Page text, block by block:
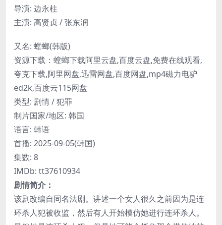
导演: 边永柱
主演: 高贤贞 / 张东润
又名: 螳螂(韩版)
资源下载：螳螂下载阿里云盘,百度云盘,免费在线观看,
夸克下载,阿里网盘,迅雷网盘,百度网盘,mp4磁力电驴
ed2k,百度云115网盘
类型: 剧情 / 犯罪
制片国家/地区: 韩国
语言: 韩语
首播: 2025-09-05(韩国)
集数: 8
IMDb: tt37610934
剧情简介：
该剧改编自同名法剧。讲述一个女人很久之前因为是连
环杀人犯被收监，然后有人开始模仿她进行连环杀人。